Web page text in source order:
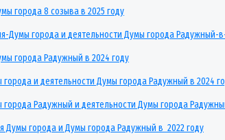
города 8 созыва в 2025 году
Думы города и деятельности Думы города Радужный-
города Радужный в 2024 году
и деятельности Думы города Радужный в 2024
Радужный и деятельности Думы города
Думы города и Думы города Радужный в 2022 году